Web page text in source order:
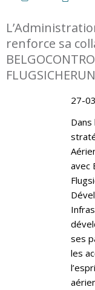
renforce sa
27-
avec
ses
les